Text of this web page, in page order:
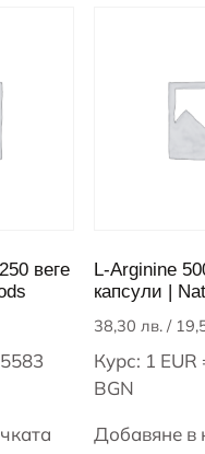
веге
L-Arginine
капсули |
38,30 лв./
Курс: 1 EUR
BGN
Добавяне в